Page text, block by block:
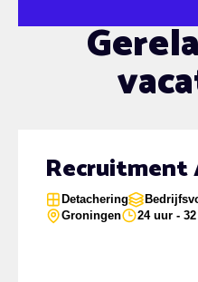
Recruitment
Detachering
Groningen
24 uur -